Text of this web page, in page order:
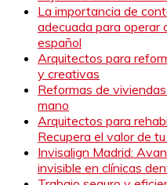
La importancia de
adecuada para operar
español
Arquitectos para
y creativas
Reformas de
mano
Arquitectos para
Recupera el valor de
Invisalign Madrid:
invisible en clínicas